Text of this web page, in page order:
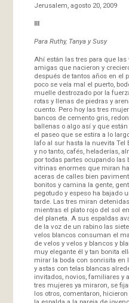
Jerusalem, agosto 20, 2009
III
Para Ruthy, Tanya y Susy
Ahí están las tres para que
amigas que nacieron y
después de tantos años en el
poco se veía mal el puerto,
muelle destrozado por la
rotas y llenas de piedras y
cuento. Pero hoy las tres
bancos de cemento gris,
ballenas o algo así y que
el paseo que se estira a lo
Iafo al sur hasta la nuevita Tel
y no tanto, cafés, heladerías,
por todas partes ocupando las
vitrinas enormes que miran
aceras de calles bien
bonitos y camina la gente,
pegotudo y espeso ha bajado
tarde. Las tres miran
mientras el plato rojo del sol
del planeta. A sus espaldas
de la voz de un rabino las
velos blancos consuman el
de velos y velos y blancos y
muy elegante él y tan bonita
mirar la boda con sonrisita en
y astas con telas blancas
invitados, novios, familiares y
tres mujeres ya miraron, se
los otros, comentaron,